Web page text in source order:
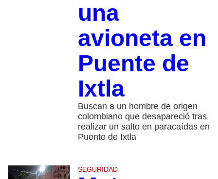
una
avioneta en
Puente de
Ixtla
Buscan a un hombre de origen
colombiano que desapareció tras
realizar un salto en paracaídas en
Puente de Ixtla
SEGURIDAD